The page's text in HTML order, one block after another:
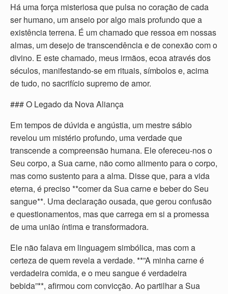
Há uma força misteriosa que pulsa no coração de cada
ser humano, um anseio por algo mais profundo que a
existência terrena. É um chamado que ressoa em nossas
almas, um desejo de transcendência e de conexão com o
divino. E este chamado, meus irmãos, ecoa através dos
séculos, manifestando-se em rituais, símbolos e, acima
de tudo, no sacrifício supremo de amor.
### O Legado da Nova Aliança
Em tempos de dúvida e angústia, um mestre sábio
revelou um mistério profundo, uma verdade que
transcende a compreensão humana. Ele ofereceu-nos o
Seu corpo, a Sua carne, não como alimento para o corpo,
mas como sustento para a alma. Disse que, para a vida
eterna, é preciso **comer da Sua carne e beber do Seu
sangue**. Uma declaração ousada, que gerou confusão
e questionamentos, mas que carrega em si a promessa
de uma união íntima e transformadora.
Ele não falava em linguagem simbólica, mas com a
certeza de quem revela a verdade. **”A minha carne é
verdadeira comida, e o meu sangue é verdadeira
bebida”**, afirmou com convicção. Ao partilhar a Sua